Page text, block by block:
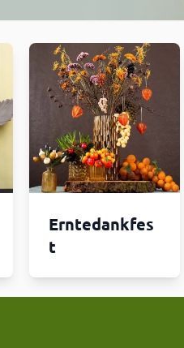
Erntedankfes
t